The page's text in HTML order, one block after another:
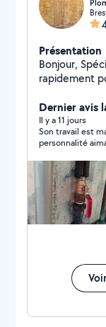
Présentation
Bonjour, Spécialiste en plomberie, j'intervient
rapidement
expertise au
professionnels. Les services proposés: Dépannage
plomberie
Installation
Rénovation
de chauffe-
Installation de
disponible
Dernier avis
Il y a 11 jours
Son travail est
personnalité